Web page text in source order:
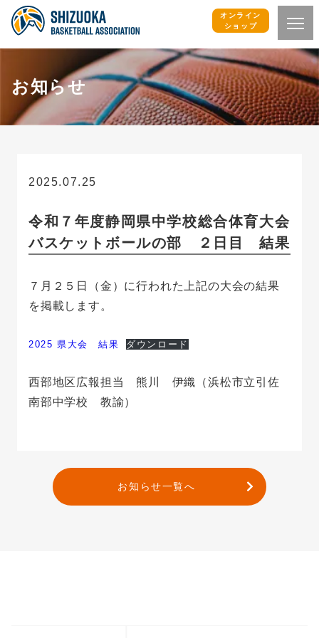
オンライン
ショップ
お知らせ
2025.07.25
令和７年度静岡県中学校総合体育大会
バスケットボールの部 ２日目 結果
７月２５日（金）に行われた上記の大会の結果
を掲載します。
2025 県大会 結果 ダウンロード
西部地区広報担当 熊川 伊織（浜松市立引佐
南部中学校 教諭）
お知らせ一覧へ